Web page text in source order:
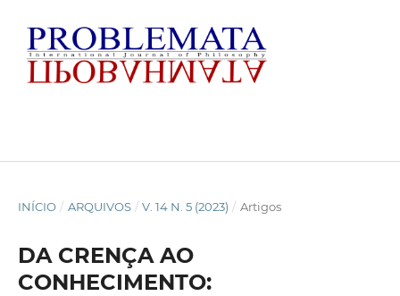
INÍCIO / ARQUIVOS / V. 14 N. 5 (2023) / Artigos
DA CRENÇA AO
CONHECIMENTO: